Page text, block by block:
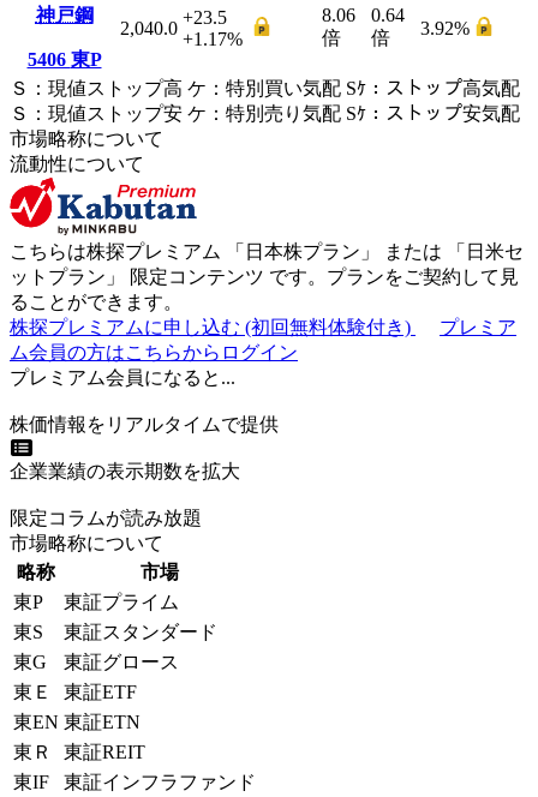
神戸鋼
5406 東P
2,040.0
+23.5
+1.17%
8.06
倍
0.64
倍
3.92%
Ｓ ： 現値ストップ高 ケ ： 特別買い気配 Sｹ ： ストップ高気配
Ｓ ： 現値ストップ安 ケ ： 特別売 り 気配 Sｹ ： ストップ安気配
市場略称について
流動性について
こちらは株探プレミアム 「 日本株プラン 」 または 「 日米セ
ットプラン 」 限定コンテンツ です。プランをご契約して見
ることができます。
株探プレミアムに申し込む (初回無料体験付き)
プレミア
ム会員の方はこちらからログイン
プレミアム会員になると...
株価情報をリアルタイムで提供
企業業績の表示期数を拡大
限定コラムが読み放題
市場略称について
略称
市場
東P
東証プライム
東S
東証スタンダード
東G
東証グロース
東Ｅ
東証ETF
東EN 東証ETN
東Ｒ
東証REIT
東IF
東証インフラファンド